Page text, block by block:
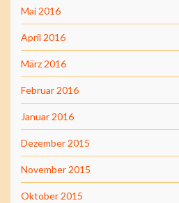
Mai 2016
April 2016
März 2016
Februar 2016
Januar 2016
Dezember 2015
November 2015
Oktober 2015